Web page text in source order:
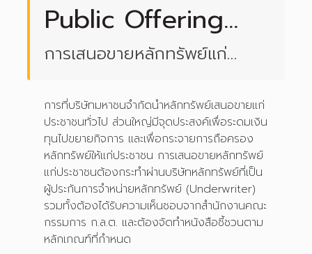
Public Offering
(PO)
การเสนอขายหลักทรัพย์แก่
การที่บริษัทมหาชนจำกัดนำหลักทรัพย์เสนอขายแก่
ประชาชนทั่วไป ส่วนใหญ่มีจุดประสงค์เพื่อระดมเงิน
ทุนไปขยายกิจการ และเพื่อกระจายการถือครอง
หลักทรัพย์ให้แก่ประชาชน การเสนอขายหลักทรัพย์
แก่ประชาชนต้องกระทำผ่านบริษัทหลักทรัพย์ที่เป็น
ผู้ประกันการจำหน่ายหลักทรัพย์ (Underwriter)
รวมทั้งต้องได้รับความเห็นชอบจากสำนักงานคณะ
กรรมการ ก.ล.ต. และต้องจัดทำหนังสือชี้ชวนตาม
หลักเกณฑ์ที่กำหนด